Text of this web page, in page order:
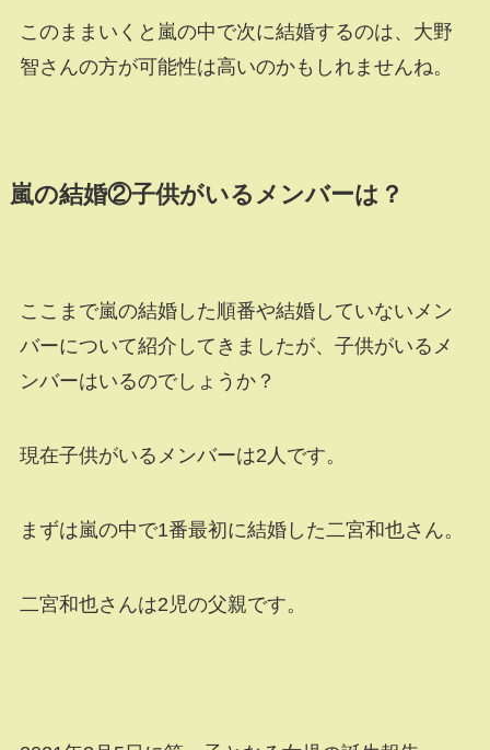
このままいくと嵐の中で次に結婚するのは、大野
智さんの方が可能性は高いのかもしれませんね。
嵐の結婚②子供がいるメンバーは？
ここまで嵐の結婚した順番や結婚していないメン
バーについて紹介してきましたが、子供がいるメ
ンバーはいるのでしょうか？
現在子供がいるメンバーは2人です。
まずは嵐の中で1番最初に結婚した二宮和也さん。
二宮和也さんは2児の父親です。